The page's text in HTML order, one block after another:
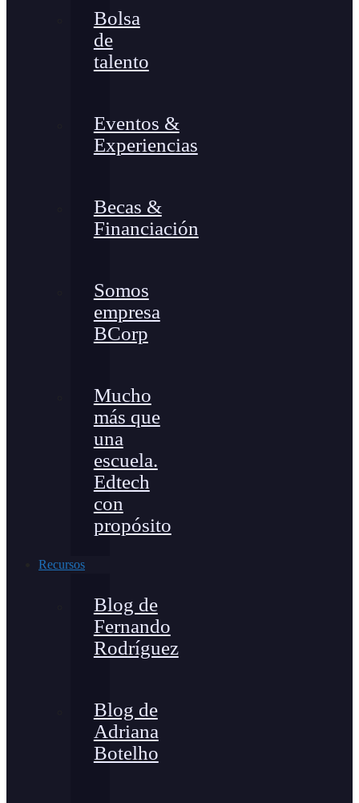
Bolsa
de
talento
Eventos &
Experiencias
Becas &
Financiación
Somos
empresa
BCorp
Mucho
más que
una
escuela.
Edtech
con
propósito
Recursos
Blog de
Fernando
Rodríguez
Blog de
Adriana
Botelho